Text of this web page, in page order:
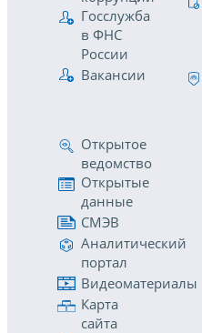
Госслужба
в ФНС
России
Вакансии
Открытое
ведомство
Открытые
данные
СМЭВ
Аналитический
портал
Видеоматериалы
Карта
сайта